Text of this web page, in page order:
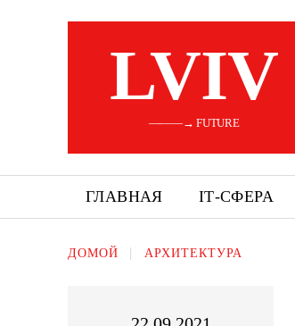
LVIV
———→ FUTURE
ГЛАВНАЯ ІТ-СФЕРА
ДОМОЙ АРХИТЕКТУРА